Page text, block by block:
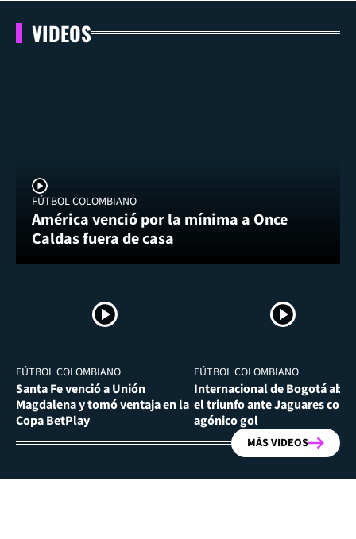
VIDEOS
FÚTBOL COLOMBIANO
América venció por la mínima a Once
Caldas fuera de casa
FÚTBOL COLOMBIANO
Santa Fe venció a Unión
Magdalena y tomó ventaja en la
Copa BetPlay
FÚTBOL COLOMBIANO
Internacional de Bogotá
el triunfo ante Jaguares con
agónico gol
MÁS VIDEOS